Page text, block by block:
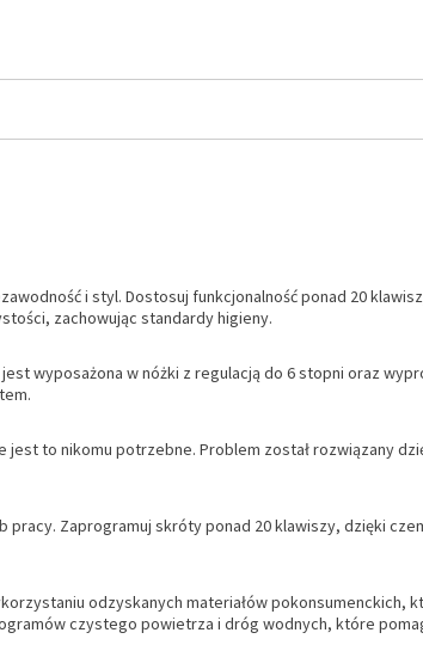
i styl. Dostosuj funkcjonalność ponad 20
zachowując standardy higieny.
wyposażona w nóżki z regulacją do 6 stopni oraz
to nikomu potrzebne. Problem został rozwiązany
Zaprogramuj skróty ponad 20 klawiszy, dzięki
odzyskanych materiałów pokonsumenckich,
czystego powietrza i dróg wodnych, które